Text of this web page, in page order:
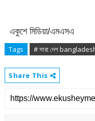
একুশে মিডিয়া/এমএসএ
Tags # সারা দেশ
Share This